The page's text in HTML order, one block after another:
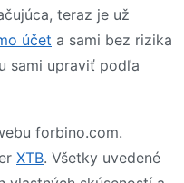
teraz je už
účet a sami bez rizika
sami upraviť podľa
forbino.com.
XTB. Všetky uvedené